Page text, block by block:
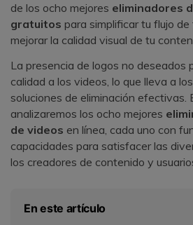
de los ocho mejores eliminadores
gratuitos para simplificar tu flujo
mejorar la calidad visual de tu
La presencia de logos no deseados
calidad a los videos, lo que lleva a
soluciones de eliminación efectivas.
analizaremos los ocho mejores
de videos en línea, cada uno con
capacidades para satisfacer las
los creadores de contenido y
En este artículo